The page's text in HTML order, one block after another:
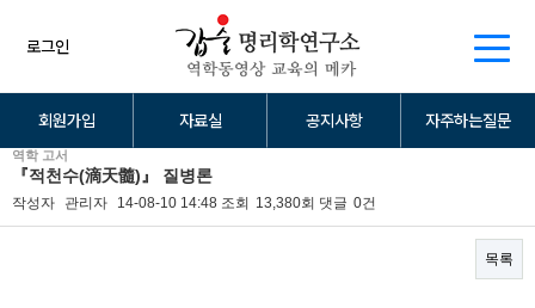
로그인
회원가입 자료실 공지사항 자주하는질문
역학 고서
『적천수(滴天髓)』 질병론
작성자 관리자 14-08-10 14:48 조회 13,380회 댓글 0건
목록